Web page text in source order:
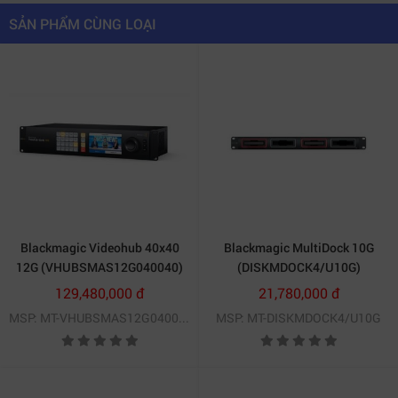
Hỗ trợ SMPTE ST 2110 IP
2. Hiệu năng streaming ổn định với hỗ
trợ Full HD 1080p60
SẢN PHẨM CÙNG LOẠI
Blackmagic Videohub 40x40
12G (VHUBSMAS12G040040)
129,480,000 đ
MSP: MT-VHUBSMAS12G040040
Blackmagic MultiDock 10G
(DISKMDOCK4/U10G)
21,780,000 đ
MSP: MT-DISKMDOCK4/U10G